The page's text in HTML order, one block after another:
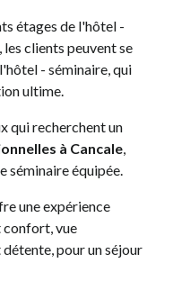
étages de l'hôtel -
clients peuvent se
- séminaire, qui
ultime.
qui recherchent un
à Cancale,
séminaire équipée.
une expérience
confort, vue
pour un séjour